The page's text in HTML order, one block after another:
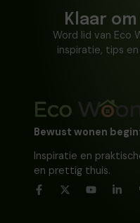
Klaar
Word lid van Eco
inspiratie, tips
Bewust wonen
Inspiratie en
en prettig thuis.